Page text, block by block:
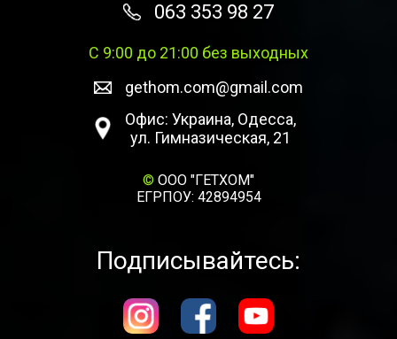
063 353 98 27
С 9:00 до 21:00 без выходных
gethom.com@gmail.com
Офис: Украина, Одесса,
ул. Гимназическая, 21
© ООО "ГЕТХОМ"
ЕГРПОУ: 42894954
Подписывайтесь: